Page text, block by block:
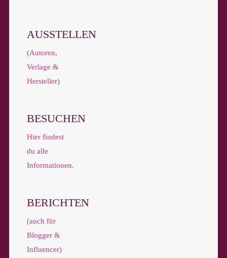
AUSSTELLEN
(Autoren,
Verlage &
Hersteller)
BESUCHEN
Hier findest
du alle
Informationen.
BERICHTEN
(auch für
Blogger &
Influencer)